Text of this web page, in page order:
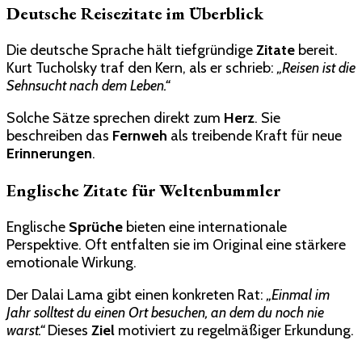
Deutsche Reisezitate im Überblick
Die deutsche Sprache hält tiefgründigeZitate bereit.
Kurt Tucholsky traf den Kern, als er schrieb: „Reisen ist die
Sehnsucht nach dem Leben.“
Solche Sätze sprechen direkt zum Herz. Sie
beschreiben das Fernweh als treibende Kraft für neue
Erinnerungen.
Englische Zitate für Weltenbummler
Englische Sprüche bieten eine internationale
Perspektive. Oft entfalten sie im Original eine stärkere
emotionale Wirkung.
Der Dalai Lama gibt einen konkreten Rat: „Einmal im
Jahr solltest du einen Ort besuchen, an dem du noch nie
warst.“Dieses Ziel motiviert zu regelmäßiger Erkundung.